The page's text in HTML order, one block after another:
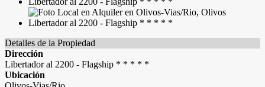
Detalles de la Propiedad
Dirección
Libertador al 2200 - Flagship * * * * *
Ubicación